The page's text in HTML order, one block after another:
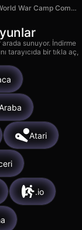
World War Camp Company
sunuyor. İndirme
tarayıcıda bir tıkla aç,
Atari
.io